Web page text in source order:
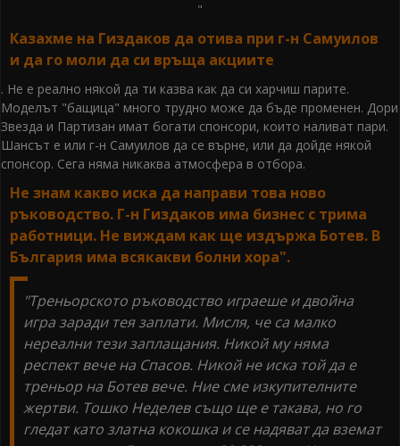
"
Казахме на Гиздаков да отива при г-н Самуилов
и да го моли да си връща акциите
. Не е реално някой да ти казва как да си харчиш парите.
Моделът "бащица" много трудно може да бъде променен. Дори
Звезда и Партизан имат богати спонсори, които наливат пари.
Шансът е или г-н Самуилов да се върне, или да дойде някой
спонсор. Сега няма никаква атмосфера в отбора.
Не знам какво иска да направи това ново
ръководство. Г-н Гиздаков има бизнес с трима
работници. Не виждам как ще издържа Ботев. В
България има всякакви болни хора".
"Треньорското ръководство играеше и двойна
игра заради тея заплати. Мисля, че са малко
нереални тези заплащания. Никой му няма
респект вече на Спасов. Никой не иска той да е
треньор на Ботев вече. Ние сме изкупителните
жертви. Тошко Неделев също ще е такава, но го
гледат като златна кокошка и се надяват да вземат